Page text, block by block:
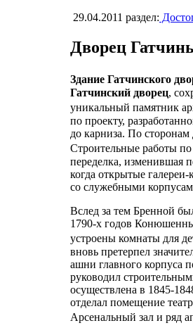
29.04.2011 раздел:
Дворец
Здание Гатчинского
Гатчинский дворец,
уникальный памятник
по проекту,
до карниза. По
Строительные работы
переделка, изменившая
когда открытые
со служебными
Вслед за тем Бренной
1790-х годов
устроены комнаты для
вновь претерпел
ашни главного корпуса
руководил
осуществлена в 1845-
отделал помещение
Арсенальный зал и ряд